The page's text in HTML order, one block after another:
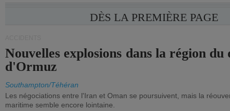
DÈS LA PREMIÈRE PAGE
Nouvelles explosions dans la région
d'Ormuz
Southampton/Téhéran
Les négociations entre l'Iran et Oman se poursuivent, mais la
maritime semble encore lointaine.